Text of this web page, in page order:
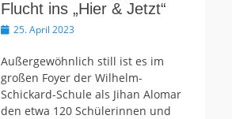
Flucht ins „Hier & Jetzt“
Veröffentlicht
25. April 2023
Außergewöhnlich still ist es im
großen Foyer der Wilhelm-
Schickard-Schule als Jihan Alomar
den etwa 120 Schülerinnen und